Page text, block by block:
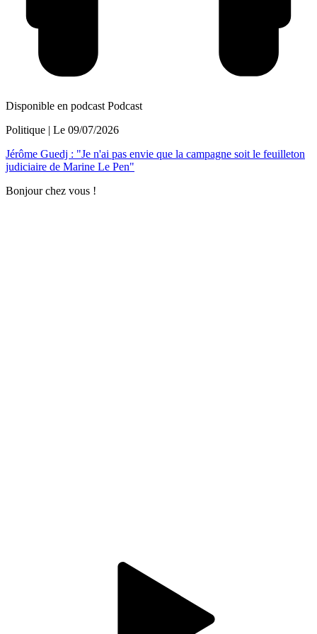
Disponible en podcast Podcast
Politique | Le 09/07/2026
Jérôme Guedj : "Je n'ai pas envie que la campagne soit le feuilleton
judiciaire de Marine Le Pen"
Bonjour chez vous !